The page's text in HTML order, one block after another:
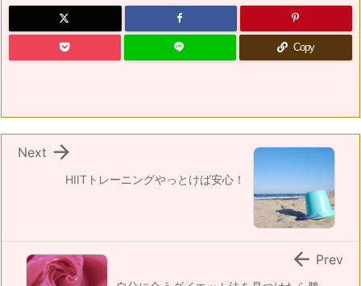
Copy
HIITトレーニングやっとけば安心！

Next
 Prev